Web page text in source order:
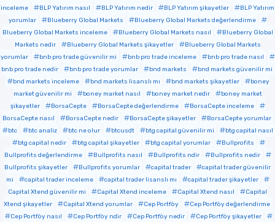
inceleme
BLP Yatırım nasıl BLP Yatırım nedir BLP Yatırım şikayetler
BLP Yatırım
yorumlar
Blueberry Global Markets
Blueberry Global Markets değerlendirme
Blueberry Global Markets inceleme
Blueberry Global Markets nasıl
Blueberry Global
Markets nedir
Blueberry Global Markets şikayetler
Blueberry Global Markets
yorumlar
bnb pro trade güvenilir mi bnb pro trade inceleme
bnb pro trade nasıl
bnb pro trade nedir
bnb pro trade yorumlar bnd markets
bnd markets güvenilir mi
bnd markets inceleme
bnd markets lisanslı mı bnd markets şikayetler
boney
market güvenilir mi
boney market nasıl boney market nedir
boney market
şikayetler
BorsaCepte BorsaCepte değerlendirme
BorsaCepte inceleme
BorsaCepte nasıl
BorsaCepte nedir BorsaCepte şikayetler
BorsaCepte yorumlar
btc
btc analiz btc ne olur btcusdt btg capital güvenilir mi
btg capital nasıl
btg capital nedir
btg capital şikayetler btg capital yorumlar
Bullprofits
Bullprofits değerlendirme
Bullprofits nasıl Bullprofits ndir
Bullprofits nedir
Bullprofits şikayetler
Bullprofits yorumlar capital trader
capital trader güvenilir
mi
capital trader inceleme capital trader lisanslı mı
capital trader şikayetler
Capital Xtend güvenilir mi
Capital Xtend inceleme Capital Xtend nasıl
Capital
Xtend şikayetler
Capital Xtend yorumlar Cep Portföy
Cep Portföy değerlendirme
Cep Portföy nasıl
Cep Portföy ndir Cep Portföy nedir
Cep Portföy şikayetler